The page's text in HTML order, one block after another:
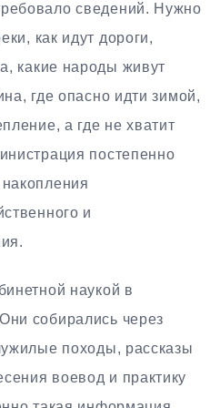
сведений. Нужно
как идут дороги,
какие народы живут
где опасно идти зимой,
а где не хватит
постепенно
и
наукой в
собирались через
походы, рассказы
воевод и практику